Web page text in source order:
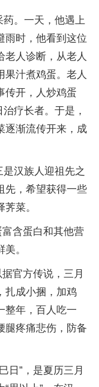
。一天，他遇上
雨时，他看到这位
老人诊断，从老人
果汁煮鸡蛋。老人
传开，人炒鸡蛋
疗长者。于是，
逐渐流传开来，成
汉族人迎祖先之
先，希望获得一些
菜。
富含蛋白和其他营
。
官方传说，三月
扎成小捆，加鸡
整年，百人吃一
腿疼痛悲伤，防备
日”，是夏历三月